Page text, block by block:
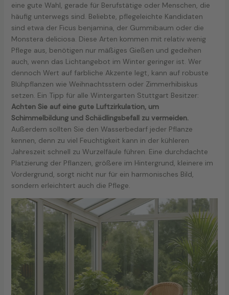
eine gute Wahl, gerade für Berufstätige oder Menschen, die
häufig unterwegs sind. Beliebte, pflegeleichte Kandidaten
sind etwa der Ficus benjamina, der Gummibaum oder die
Monstera deliciosa. Diese Arten kommen mit relativ wenig
Pflege aus, benötigen nur mäßiges Gießen und gedeihen
auch, wenn das Lichtangebot im Winter geringer ist. Wer
dennoch Wert auf farbliche Akzente legt, kann auf robuste
Blühpflanzen wie Weihnachtsstern oder Zimmerhibiskus
setzen. Ein Tipp für alle Wintergarten Stuttgart Besitzer:
Achten Sie auf eine gute Luftzirkulation, um
Schimmelbildung und Schädlingsbefall zu vermeiden.
Außerdem sollten Sie den Wasserbedarf jeder Pflanze
kennen, denn zu viel Feuchtigkeit kann in der kühleren
Jahreszeit schnell zu Wurzelfäule führen. Eine durchdachte
Platzierung der Pflanzen, größere im Hintergrund, kleinere im
Vordergrund, sorgt nicht nur für ein harmonisches Bild,
sondern erleichtert auch die Pflege.